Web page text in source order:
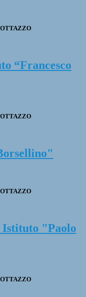
“Francesco
Istituto "Paolo